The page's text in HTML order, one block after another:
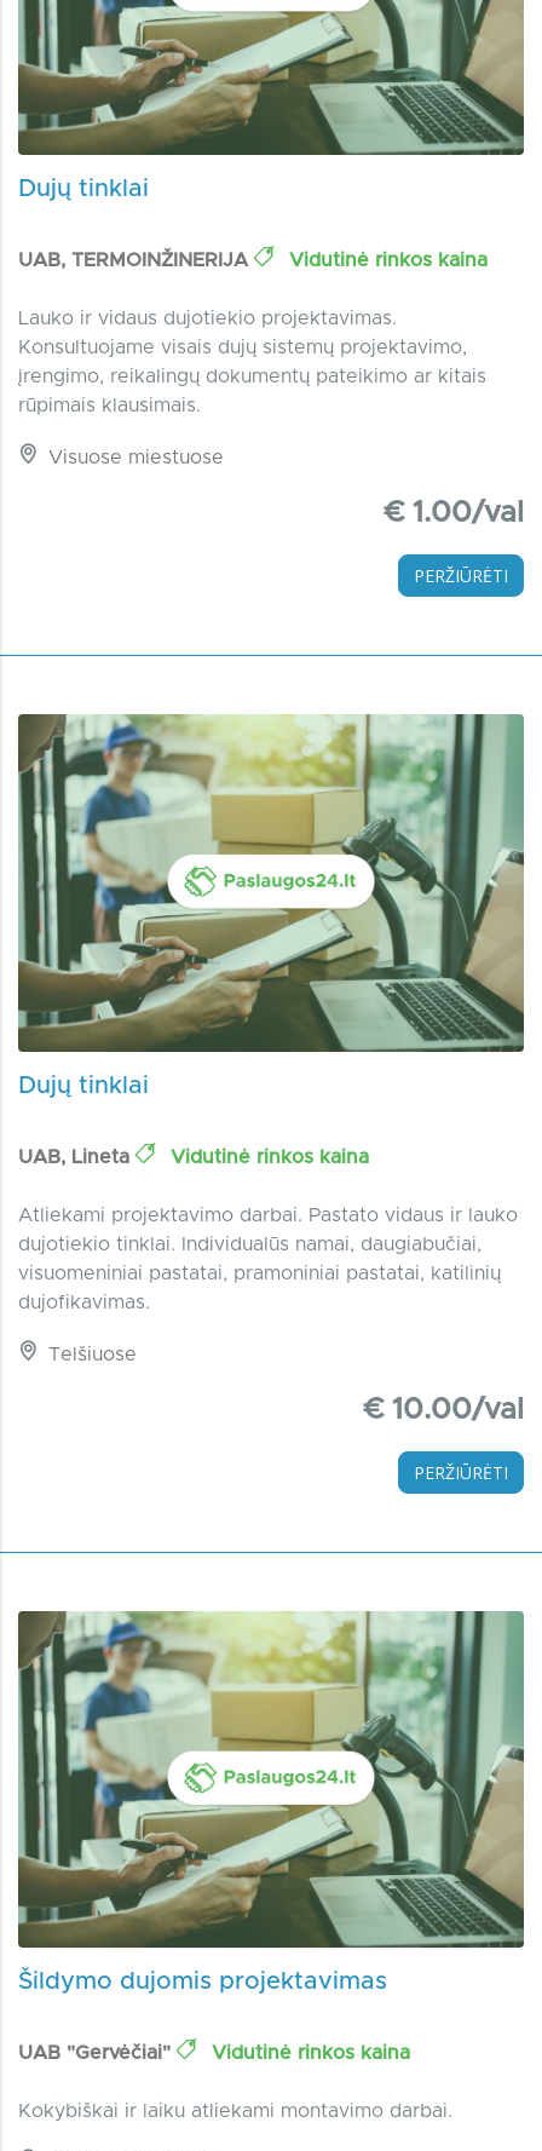
Dujų tinklai
UAB, TERMOINŽINERIJA Vidutinė rinkos kaina
Lauko ir vidaus dujotiekio projektavimas.
Konsultuojame visais dujų sistemų projektavimo,
įrengimo, reikalingų dokumentų pateikimo ar kitais
rūpimais klausimais.
Visuose miestuose
€ 1.00/val
PERŽIŪRĖTI
Dujų tinklai
UAB, Lineta Vidutinė rinkos kaina
Atliekami projektavimo darbai. Pastato vidaus ir lauko
dujotiekio tinklai. Individualūs namai, daugiabučiai,
visuomeniniai pastatai, pramoniniai pastatai, katilinių
dujofikavimas.
Telšiuose
€ 10.00/val
PERŽIŪRĖTI
Šildymo dujomis projektavimas
UAB "Gervėčiai" Vidutinė rinkos kaina
Kokybiškai ir laiku atliekami montavimo darbai.